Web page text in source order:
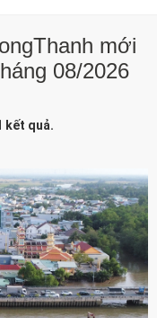
mới
08/2026
kết quả.